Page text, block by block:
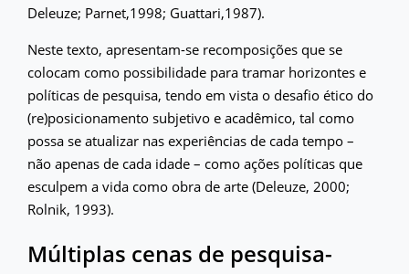
Deleuze; Parnet,1998; Guattari,1987).
Neste texto, apresentam-se recomposições que se
colocam como possibilidade para tramar horizontes e
políticas de pesquisa, tendo em vista o desafio ético do
(re)posicionamento subjetivo e acadêmico, tal como
possa se atualizar nas experiências de cada tempo –
não apenas de cada idade – como ações políticas que
esculpem a vida como obra de arte (Deleuze, 2000;
Rolnik, 1993).
Múltiplas cenas de pesquisa-